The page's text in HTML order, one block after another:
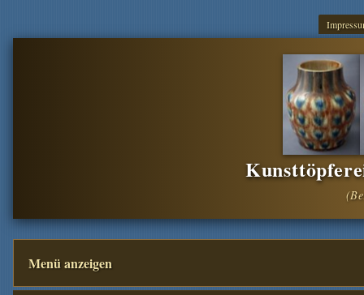
Menü anzeigen